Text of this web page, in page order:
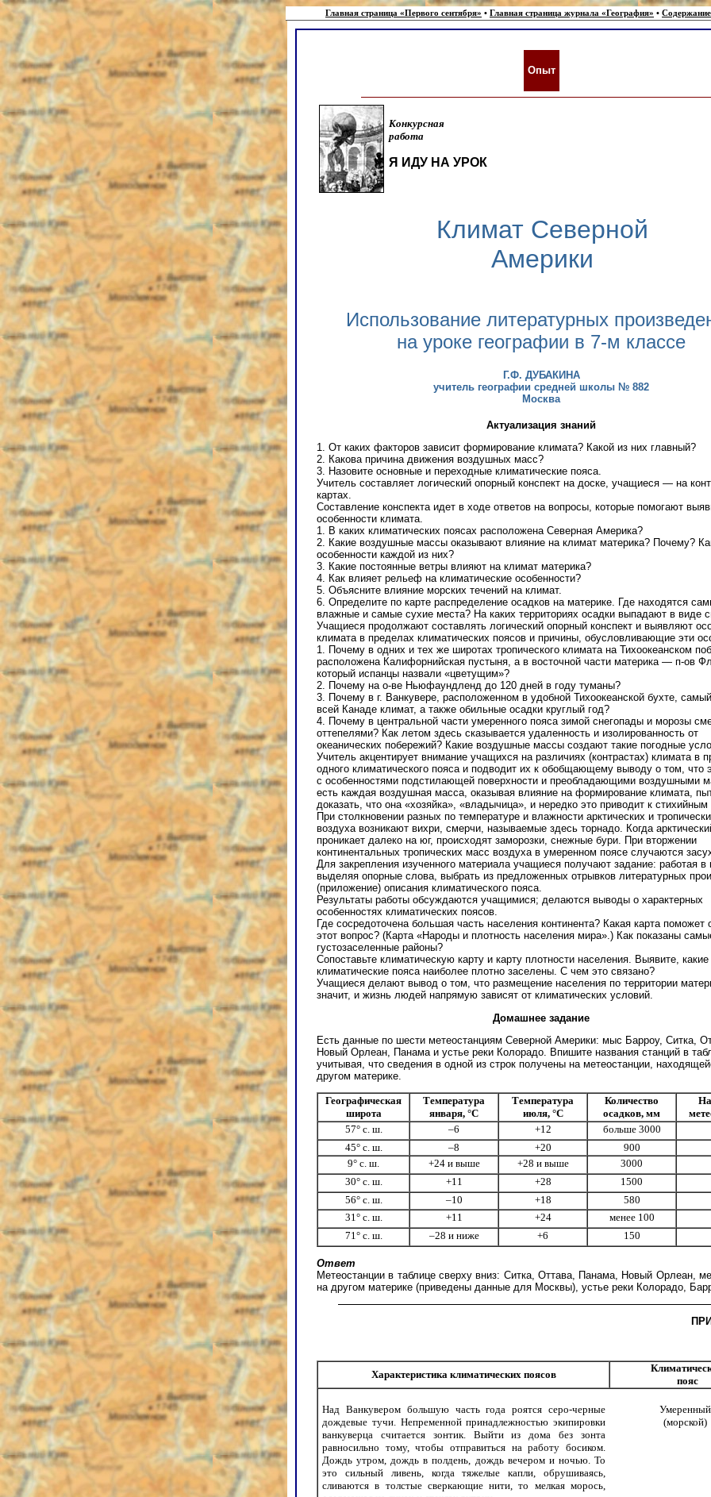
Главная страница «Первого сентября» • Главная страница журнала «География» •
Опыт
Конкурсная
работа
Я ИДУ НА УРОК
Климат Северной
Америки
Использование литературных
на уроке географии в 7-м классе
Г.Ф. ДУБАКИНА
учитель географии средней школы № 882
Москва
Актуализация знаний
1. От каких факторов зависит формирование климата? Какой из них главный?
2. Какова причина движения воздушных масс?
3. Назовите основные и переходные климатические пояса.
Учитель составляет логический опорный конспект на доске, учащиеся — на
картах.
Составление конспекта идет в ходе ответов на вопросы, которые помогают
особенности климата.
1. В каких климатических поясах расположена Северная Америка?
2. Какие воздушные массы оказывают влияние на климат материка? Почему?
особенности каждой из них?
3. Какие постоянные ветры влияют на климат материка?
4. Как влияет рельеф на климатические особенности?
5. Объясните влияние морских течений на климат.
6. Определите по карте распределение осадков на материке. Где находятся
влажные и самые сухие места? На каких территориях осадки выпадают в виде
Учащиеся продолжают составлять логический опорный конспект и выявляют
климата в пределах климатических поясов и причины, обусловливающие эти
1. Почему в одних и тех же широтах тропического климата на Тихоокеанском
расположена Калифорнийская пустыня, а в восточной части материка — п-ов
который испанцы назвали «цветущим»?
2. Почему на о-ве Ньюфаундленд до 120 дней в году туманы?
3. Почему в г. Ванкувере, расположенном в удобной Тихоокеанской бухте,
всей Канаде климат, а также обильные осадки круглый год?
4. Почему в центральной части умеренного пояса зимой снегопады и морозы
оттепелями? Как летом здесь сказывается удаленность и изолированность от
океанических побережий? Какие воздушные массы создают такие погодные
Учитель акцентирует внимание учащихся на различиях (контрастах) климата в
одного климатического пояса и подводит их к обобщающему выводу о том, что
с особенностями подстилающей поверхности и преобладающими воздушными
есть каждая воздушная масса, оказывая влияние на формирование климата,
доказать, что она «хозяйка», «владычица», и нередко это приводит к
При столкновении разных по температуре и влажности арктических и
воздуха возникают вихри, смерчи, называемые здесь торнадо. Когда
проникает далеко на юг, происходят заморозки, снежные бури. При вторжении
континентальных тропических масс воздуха в умеренном поясе случаются
Для закрепления изученного материала учащиеся получают задание: работая в
выделяя опорные слова, выбрать из предложенных отрывков литературных
(приложение) описания климатического пояса.
Результаты работы обсуждаются учащимися; делаются выводы о характерных
особенностях климатических поясов.
Где сосредоточена большая часть населения континента? Какая карта поможет
этот вопрос? (Карта «Народы и плотность населения мира».) Как показаны
густозаселенные районы?
Сопоставьте климатическую карту и карту плотности населения. Выявите, какие
климатические пояса наиболее плотно заселены. С чем это связано?
Учащиеся делают вывод о том, что размещение населения по территории
значит, и жизнь людей напрямую зависят от климатических условий.
Домашнее задание
Есть данные по шести метеостанциям Северной Америки: мыс Барроу, Ситка,
Новый Орлеан, Панама и устье реки Колорадо. Впишите названия станций в
учитывая, что сведения в одной из строк получены на метеостанции,
другом материке.
Географическая
широта
Температура
января, °С
Температура
июля, °С
Количество
осадков, мм
57° с. ш.
–6 +12 больше 3000
45° с. ш.
–8 +20 900
9° с. ш.
+24 и выше +28 и выше 3000
30° с. ш.
+11 +28 1500
56° с. ш.
–10 +18 580
31° с. ш.
+11 +24 менее 100
71° с. ш.
–28 и ниже +6 150
Ответ
Метеостанции в таблице сверху вниз: Ситка, Оттава, Панама, Новый Орлеан,
на другом материке (приведены данные для Москвы), устье реки Колорадо,
Характеристика климатических поясов
пояс
Над Ванкувером большую часть года роятся серо-черные
дождевые тучи. Непременной принадлежностью экипировки
ванкуверца считается зонтик. Выйти из дома без зонта
равносильно тому, чтобы отправиться на работу босиком.
Дождь утром, дождь в полдень, дождь вечером и ночью. То
это сильный ливень, когда тяжелые капли, обрушиваясь,
сливаются в толстые сверкающие нити, то мелкая морось,
Умеренный
(морской)